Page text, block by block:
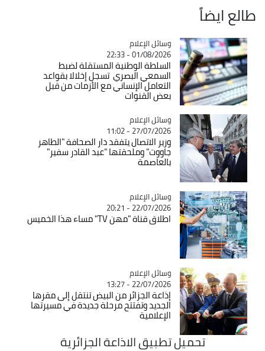
طالع ايضاً
Catégorie
وسائل الإعلام
01/08/2026 - 22:33
السلطة الوطنية المستقلة لضبط
السمعي البصري تسجل إخلالا بقواعد
التعامل الإنساني مع الأزمات من قبل
بعض القنوات
Catégorie
وسائل الإعلام
27/07/2026 - 11:02
وزير الاتصال يتفقد دار الصحافة "الطاهر
جاووت" وملحقتها "عبد القادر سفير"
بالعاصمة
Catégorie
وسائل الإعلام
22/07/2026 - 20:21
اطلاق قناة "مهن TV" مساء هذا الخميس
Catégorie
وسائل الإعلام
22/07/2026 - 13:27
إذاعة الجزائر من البيض تنتقل إلى مقرها
الجديد وتفتتح مرحلة جديدة في مسيرتها
الإعلامية
تحميل تطبيق الاذاعة الجزائرية